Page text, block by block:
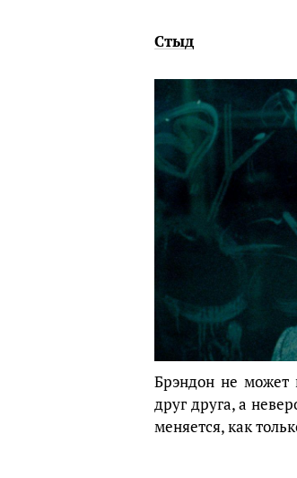
Стыд
Брэндон не может
друг друга, а
меняется, как